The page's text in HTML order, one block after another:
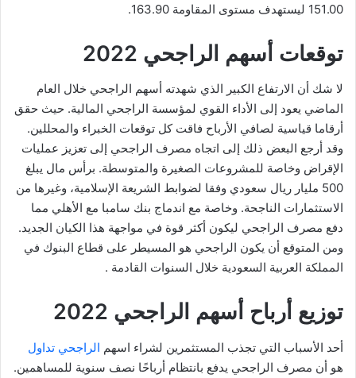
151.00 ليستهدف مستوى المقاومة 163.90.
توقعات أسهم الراجحي 2022
لا شك أن الارتفاع الكبير الذي شهدته أسهم الراجحي خلال العام
الماضي يعود إلى الأداء القوي لمؤسسة الراجحي المالية. حيث حقق
أرقاما قياسية لصافي الأرباح فاقت كل توقعات الخبراء والمحللين.
وقد أرجع البعض ذلك إلى اتجاه مصرف الراجحي إلى تعزيز عمليات
الإقراض وخاصة للمشروعات الصغيرة والمتوسطة. برأس مال يبلغ
500 مليار ريال سعودي وفقا لضوابط الشريعة الإسلامية، وغيرها من
الاستثمارات الناجحة. وخاصة مع اندماج بنك سامبا مع الأهلي مما
دفع مصرف الراجحي ليكون أكثر قوة في مواجهة هذا الكيان الجديد.
ومن المتوقع أن يكون الراجحي هو المسيطر على قطاع البنوك في
المملكة العربية السعودية خلال السنوات القادمة .
توزيع أرباح أسهم الراجحي 2022
أحد الأسباب التي تجذب المستثمرين لشراء اسهم الراجحي تداول
هو أن مصرف الراجحي يدفع بانتظام أرباحًا نصف سنوية للمساهمين.